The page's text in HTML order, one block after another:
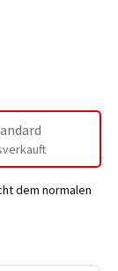
dem normalen